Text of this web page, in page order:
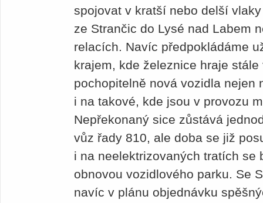
spojovat v kratší nebo delší
ze Strančic do Lysé nad Labem
relacích. Navíc předpokládáme
krajem, kde železnice hraje
pochopitelně nová vozidla nejen
i na takové, kde jsou v provozu
Nepřekonaný sice zůstává
vůz řady 810, ale doba se již
i na neelektrizovaných tratích se
obnovou vozidlového parku. Se
navíc v plánu objednávku